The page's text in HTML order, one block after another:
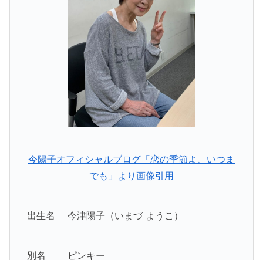
今陽子オフィシャルブログ「恋の季節よ、いつま
でも」より画像引用
出生名 今津陽子（いまづ ようこ）
別名 ピンキー